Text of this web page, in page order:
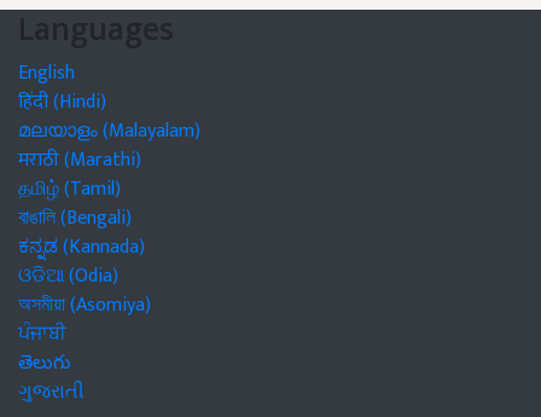
Languages
English
हिंदी (Hindi)
മലയാളം (Malayalam)
मराठी (Marathi)
தமிழ் (Tamil)
বাঙালি (Bengali)
ಕನ್ನಡ (Kannada)
ଓଡିଆ (Odia)
অসমীয়া (Asomiya)
ਪੰਜਾਬੀ
తెలుగు
ગુજરાતી